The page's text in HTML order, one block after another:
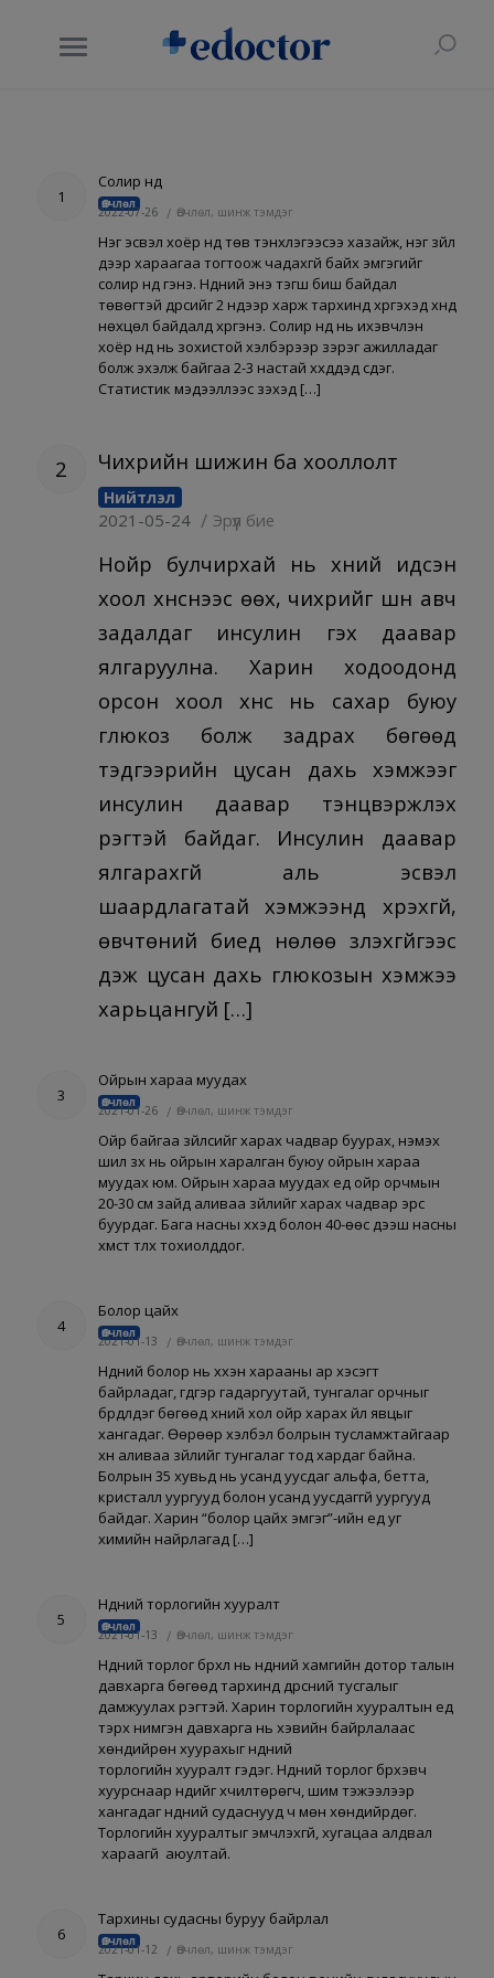
1
Солир нүд
Өвчлөл
2022-07-26 / Өвчлөл, шинж тэмдэг
Нэг эсвэл хоёр нүд төв тэнхлэгээсээ хазайж, нэг зүйл
дээр хараагаа тогтоож чадахгүй байх эмгэгийг
солир нүд гэнэ. Нүдний энэ тэгш биш байдал
төвөгтэй дүрсийг 2 нүдээр харж тархинд хүргэхэд хүнд
нөхцөл байдалд хүргэнэ. Солир нүд нь ихэвчлэн
хоёр нүд нь зохистой хэлбэрээр зэрэг ажилладаг
болж эхэлж байгаа 2-3 настай хүүхдүүдэд үүсдэг.
Статистик мэдээллээс үзэхэд […]
2 Чихрийн шижин ба хооллолт
Нийтлэл
2021-05-24 / Эрүүл бие
Нойр булчирхай нь хүний идсэн
хоол хүнснээс өөх, чихрийг шүүн авч
задалдаг инсулин гэх даавар
ялгаруулна. Харин ходоодонд
орсон хоол хүнс нь сахар буюу
глюкоз болж задрах бөгөөд
тэдгээрийн цусан дахь хэмжээг
инсулин даавар тэнцвэржүүлэх
үүрэгтэй байдаг. Инсулин даавар
ялгарахгүй аль эсвэл
шаардлагатай хэмжээнд хүрэхгүй,
өвчтөний биед нөлөө үзүүлэхгүйгээс
үүдэж цусан дахь глюкозын хэмжээ
харьцангуй […]
3
Ойрын хараа муудах
Өвчлөл
2021-01-26 / Өвчлөл, шинж тэмдэг
Ойр байгаа зүйлсийг харах чадвар буурах, нэмэх
шил зүүх нь ойрын харалган буюу ойрын хараа
муудах юм. Ойрын хараа муудах үед ойр орчмын
20-30 см зайд аливаа зүйлийг харах чадвар эрс
буурдаг. Бага насны хүүхэд болон 40-өөс дээш насны
хүмүүст түлхүү тохиолддог.
4
Болор цайх
Өвчлөл
2021-01-13 / Өвчлөл, шинж тэмдэг
Нүдний болор нь хүүхэн харааны ар хэсэгт
байрладаг, гүдгэр гадаргуутай, тунгалаг орчныг
бүрдүүлдэг бөгөөд хүний хол ойр харах үйл явцыг
хангадаг. Өөрөөр хэлбэл болрын тусламжтайгаар
хүн аливаа зүйлийг тунгалаг тод хардаг байна.
Болрын 35 хувьд нь усанд уусдаг альфа, бетта,
кристалл уургууд болон усанд уусдаггүй уургууд
байдаг. Харин “болор цайх эмгэг”-ийн үед уг
химийн найрлагад […]
5
Нүдний торлогийн хууралт
Өвчлөл
2021-01-13 / Өвчлөл, шинж тэмдэг
Нүдний торлог бүрхүүл нь нүдний хамгийн дотор талын
давхарга бөгөөд тархинд дүрсний тусгалыг
дамжуулах үүрэгтэй. Харин торлогийн хууралтын үед
тэрхүү нимгэн давхарга нь хэвийн байрлалаас
хөндийрөн хуурахыг нүдний
торлогийн хууралт гэдэг. Нүдний торлог бүрхэвч
хуурснаар нүдийг хүчилтөрөгч, шим тэжээлээр
хангадаг нүдний судаснууд ч мөн хөндийрдөг.
Торлогийн хууралтыг эмчлэхгүй, хугацаа алдвал
хараагүй аюултай.
6
Тархины судасны буруу байрлал
Өвчлөл
2021-01-12 / Өвчлөл, шинж тэмдэг